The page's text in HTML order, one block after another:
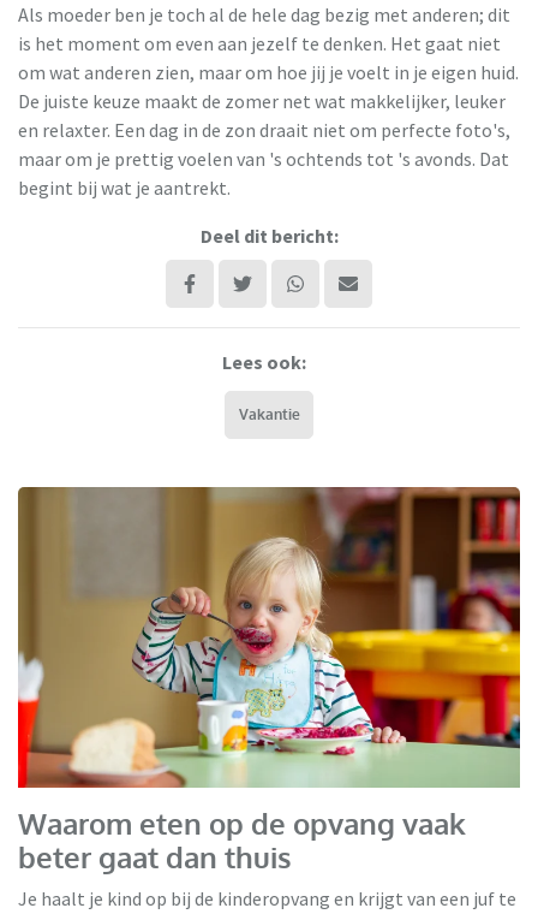
Als moeder ben je toch al de hele dag bezig met anderen; dit
is het moment om even aan jezelf te denken. Het gaat niet
om wat anderen zien, maar om hoe jij je voelt in je eigen huid.
De juiste keuze maakt de zomer net wat makkelijker, leuker
en relaxter. Een dag in de zon draait niet om perfecte foto's,
maar om je prettig voelen van 's ochtends tot 's avonds. Dat
begint bij wat je aantrekt.
Deel dit bericht:
Lees ook:
Vakantie
Waarom eten op de opvang vaak
beter gaat dan thuis
Je haalt je kind op bij de kinderopvang en krijgt van een juf te